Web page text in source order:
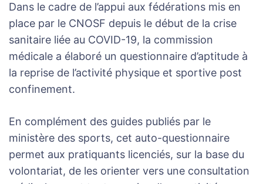
Dans le cadre de l’appui aux fédérations mis en
place par le CNOSF depuis le début de la crise
sanitaire liée au COVID-19, la commission
médicale a élaboré un questionnaire d’aptitude à
la reprise de l’activité physique et sportive post
confinement.
En complément des guides publiés par le
ministère des sports, cet auto-questionnaire
permet aux pratiquants licenciés, sur la base du
volontariat, de les orienter vers une consultation